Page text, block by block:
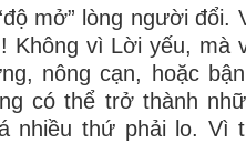
mở” lòng người
Không vì Lời yếu, mà
nông cạn, hoặc
có thể trở thành
nhiều thứ phải lo. Vì